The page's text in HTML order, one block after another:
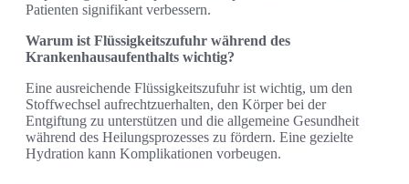
Patienten signifikant verbessern.
Warum ist Flüssigkeitszufuhr während des
Krankenhausaufenthalts wichtig?
Eine ausreichende Flüssigkeitszufuhr ist wichtig, um den
Stoffwechsel aufrechtzuerhalten, den Körper bei der
Entgiftung zu unterstützen und die allgemeine Gesundheit
während des Heilungsprozesses zu fördern. Eine gezielte
Hydration kann Komplikationen vorbeugen.